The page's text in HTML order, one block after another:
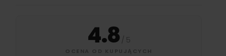
4.8 / 5
OCENA OD KUPUJĄCYCH